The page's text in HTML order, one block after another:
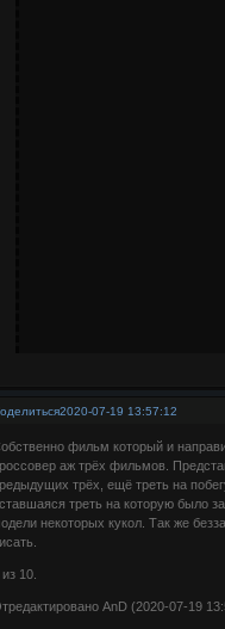
2020-07-19 13:57:12
фильм который и
аж трёх фильмов.
трёх, ещё треть на
треть на которую было
некоторых кукол. Так же
10.
AnD (2020-07-19